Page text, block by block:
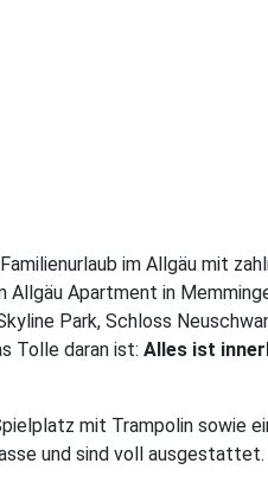
im Allgäu mit
Apartment in
Park, Schloss
Tolle daran ist: Alles ist
mit Trampolin sowie
und sind voll